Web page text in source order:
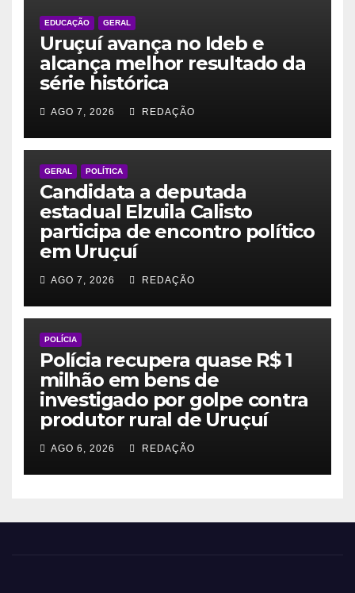
EDUCAÇÃO GERAL
Uruçuí avança no Ideb e
alcança melhor resultado da
série histórica
AGO 7, 2026 REDAÇÃO
GERAL POLÍTICA
Candidata a deputada
estadual Elzuila Calisto
participa de encontro político
em Uruçuí
AGO 7, 2026 REDAÇÃO
POLÍCIA
Polícia recupera quase R$ 1
milhão em bens de
investigado por golpe contra
produtor rural de Uruçuí
AGO 6, 2026 REDAÇÃO